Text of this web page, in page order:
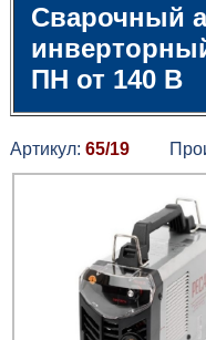
Сварочный
ПН от 140 В
Артикул: 65/19